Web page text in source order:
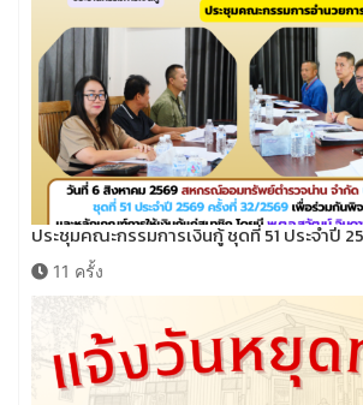
ประชุมคณะกรรมการเงินกู้ ชุดที่ 51 ประจำปี
11 ครั้ง